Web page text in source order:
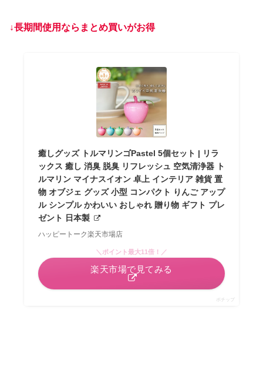
↓長期間使用ならまとめ買いがお得
癒しグッズ トルマリンゴPastel 5個セット | リラ
ックス 癒し 消臭 脱臭 リフレッシュ 空気清浄器 ト
ルマリン マイナスイオン 卓上 インテリア 雑貨 置
物 オブジェ グッズ 小型 コンパクト りんご アップ
ル シンプル かわいい おしゃれ 贈り物 ギフト プレ
ゼント 日本製
ハッピートーク楽天市場店
＼ポイント最大11倍！／
楽天市場で見てみる
ポチップ